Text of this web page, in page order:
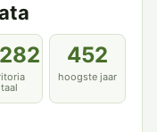
452
hoogste jaar